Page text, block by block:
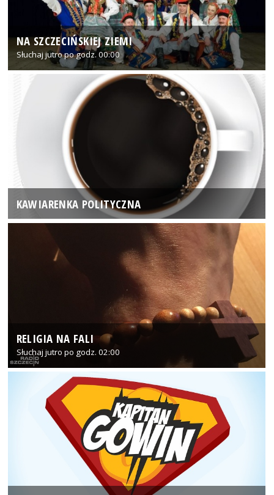
NA SZCZECIŃSKIEJ ZIEMI
Słuchaj jutro po godz. 00:00
KAWIARENKA POLITYCZNA
RELIGIA NA FALI
Słuchaj jutro po godz. 02:00